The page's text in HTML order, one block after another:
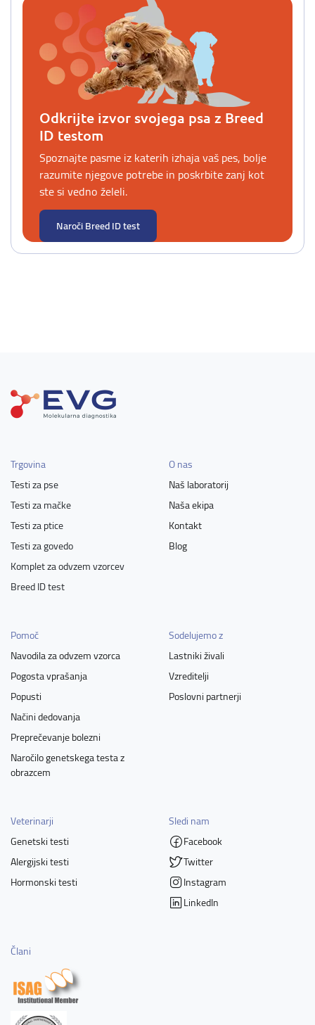
Odkrijte izvor svojega psa z Breed
ID testom
Spoznajte pasme iz katerih izhaja vaš pes, bolje
razumite njegove potrebe in poskrbite zanj kot
ste si vedno želeli.
Naroči Breed ID test
Trgovina
Testi za pse
Testi za mačke
Testi za ptice
Testi za govedo
Komplet za odvzem vzorcev
Breed ID test
O nas
Naš laboratorij
Naša ekipa
Kontakt
Blog
Pomoč
Navodila za odvzem vzorca
Pogosta vprašanja
Popusti
Načini dedovanja
Preprečevanje bolezni
Naročilo genetskega testa z
obrazcem
Sodelujemo z
Lastniki živali
Vzreditelji
Poslovni partnerji
Veterinarji
Genetski testi
Alergijski testi
Hormonski testi
Sledi nam
Facebook
Twitter
Instagram
LinkedIn
Člani